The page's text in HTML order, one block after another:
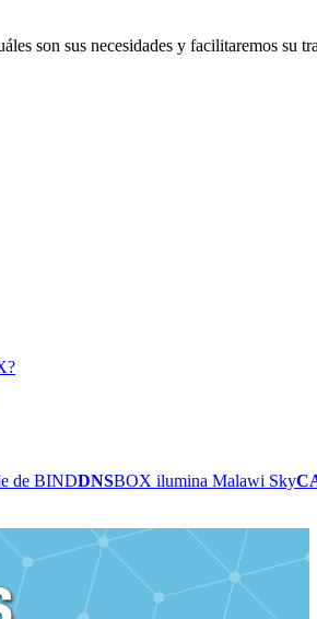
son sus necesidades y facilitaremos
de BINDDNSBOX ilumina Malawi Sky